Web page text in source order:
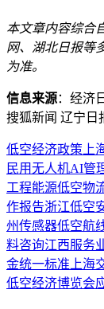
本文章内容综合
网、湖北日报等
为准。
信息来源：经济
搜狐新闻 辽宁日
低空经济政策 上
民用无人机AI管
工程能源低空物
作报告浙江低空
州传感器低空航
料咨询江西服务
金统一标准 上海
低空经济博览会